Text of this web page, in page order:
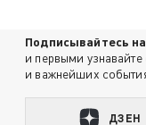
Подписывайтесь
и первыми узнавайте
и важнейших
ДЗЕН